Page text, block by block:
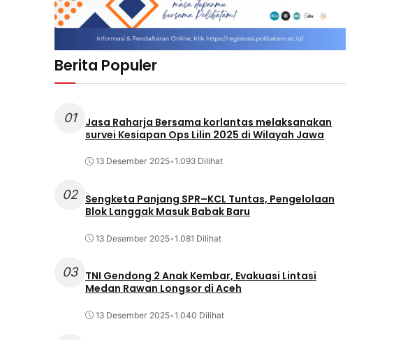
Berita Populer
01
Jasa Raharja Bersama korlantas melaksanakan
survei Kesiapan Ops Lilin 2025 di Wilayah Jawa
13 Desember 2025•1.093 Dilihat
02
Sengketa Panjang SPR–KCL Tuntas, Pengelolaan
Blok Langgak Masuk Babak Baru
13 Desember 2025•1.081 Dilihat
03
TNI Gendong 2 Anak Kembar, Evakuasi Lintasi
Medan Rawan Longsor di Aceh
13 Desember 2025•1.040 Dilihat